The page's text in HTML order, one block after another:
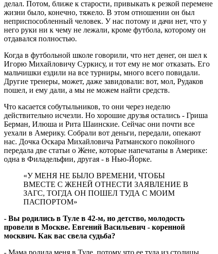
делал. Потом, ближе к старости, привыкать к резкой перемене
жизни было, конечно, тяжело. В этом отношении он был
неприспособленный человек. У нас потому и дачи нет, что у
него руки ни к чему не лежали, кроме футбола, которому он
отдавался полностью.
Когда в футбольной школе говорили, что нет денег, он шел к
Игорю Михайловичу Суркису, и тот ему не мог отказать. Его
мальчишки ездили на все турниры, много всего повидали.
Другие тренеры, может, даже завидовали: вот, мол, Рудаков
пошел, и ему дали, а мы не можем найти средств.
Что касается собутыльников, то они через неделю
действительно исчезли. Но хорошие друзья остались - Гриша
Берман, Илюша и Рита Шаинские. Сейчас они почти все
уехали в Америку. Собрали вот деньги, передали, опекают
нас. Дочка Оскара Михайловича Ратманского покойного
передала две статьи о Жене, которые напечатаны в Америке:
одна в Филадельфии, другая - в Нью-Йорке.
«У МЕНЯ НЕ БЫЛО ВРЕМЕНИ, ЧТОБЫ
ВМЕСТЕ С ЖЕНЕЙ ОТНЕСТИ ЗАЯВЛЕНИЕ В
ЗАГС, ТОГДА ОН ПОШЕЛ ТУДА С МОИМ
ПАСПОРТОМ»
- Вы родились в Туле в 42-м, но детство, молодость
провели в Москве. Евгений Васильевич - коренной
москвич. Как вас свела судьба?
- Мама родила меня в Туле, потому что ее туда из столицы